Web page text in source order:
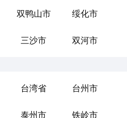
双鸭山市 绥化市
三沙市 双河市
台湾省 台州市
泰州市 铁岭市